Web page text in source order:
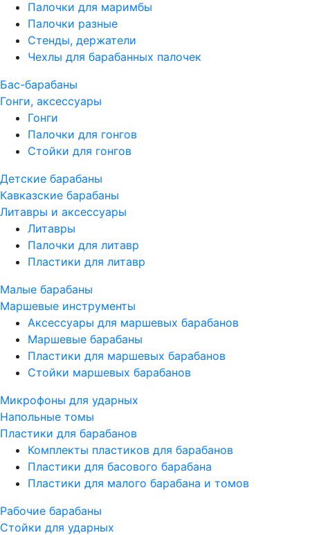
Палочки для маримбы
Палочки разные
Стенды, держатели
Чехлы для барабанных палочек
Бас-барабаны
Гонги, аксессуары
Гонги
Палочки для гонгов
Стойки для гонгов
Детские барабаны
Кавказские барабаны
Литавры и аксессуары
Литавры
Палочки для литавр
Пластики для литавр
Малые барабаны
Маршевые инструменты
Аксессуары для маршевых барабанов
Маршевые барабаны
Пластики для маршевых барабанов
Стойки маршевых барабанов
Микрофоны для ударных
Напольные томы
Пластики для барабанов
Комплекты пластиков для барабанов
Пластики для басового барабана
Пластики для малого барабана и томов
Рабочие барабаны
Стойки для ударных